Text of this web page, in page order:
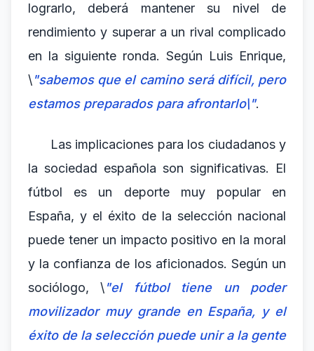
lograrlo, deberá mantener su nivel de
rendimiento y superar a un rival complicado
en la siguiente ronda. Según Luis Enrique,
\"sabemos que el camino será difícil, pero
estamos preparados para afrontarlo\".
Las implicaciones para los ciudadanos y
la sociedad española son significativas. El
fútbol es un deporte muy popular en
España, y el éxito de la selección nacional
puede tener un impacto positivo en la moral
y la confianza de los aficionados. Según un
sociólogo, \"el fútbol tiene un poder
movilizador muy grande en España, y el
éxito de la selección puede unir a la gente